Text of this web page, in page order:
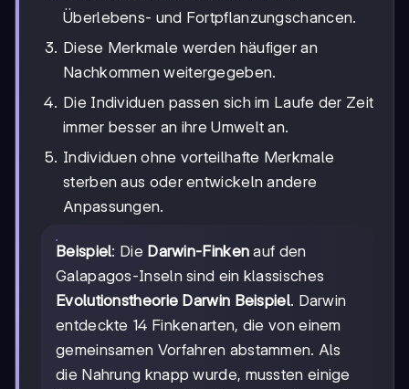
Überlebens- und Fortpflanzungschancen.
Diese Merkmale werden häufiger an
Nachkommen weitergegeben.
Die Individuen passen sich im Laufe der Zeit
immer besser an ihre Umwelt an.
Individuen ohne vorteilhafte Merkmale
sterben aus oder entwickeln andere
Anpassungen.
Beispiel: Die Darwin-Finken auf den
Galapagos-Inseln sind ein klassisches
Evolutionstheorie Darwin Beispiel. Darwin
entdeckte 14 Finkenarten, die von einem
gemeinsamen Vorfahren abstammen. Als
die Nahrung knapp wurde, mussten einige